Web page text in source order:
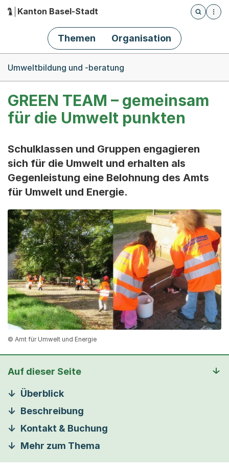
Hauptnavigation
Kanton Basel-Stadt
Öffnet
Themen Organisation
Umweltbildung und -beratung
GREEN TEAM – gemeinsam
für die Umwelt punkten
Schulklassen und Gruppen engagieren
sich für die Umwelt und erhalten als
Gegenleistung eine Belohnung des Amts
für Umwelt und Energie.
© Amt für Umwelt und Energie
Auf dieser Seite
Überblick
Beschreibung
Kontakt & Buchung
Mehr zum Thema